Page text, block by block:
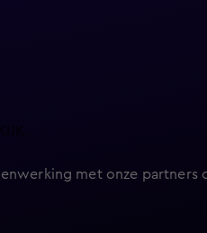
met onze partners